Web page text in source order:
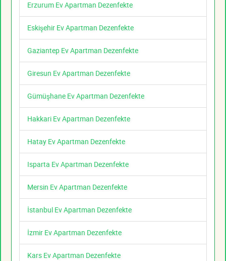
Erzurum Ev Apartman Dezenfekte
Eskişehir Ev Apartman Dezenfekte
Gaziantep Ev Apartman Dezenfekte
Giresun Ev Apartman Dezenfekte
Gümüşhane Ev Apartman Dezenfekte
Hakkari Ev Apartman Dezenfekte
Hatay Ev Apartman Dezenfekte
Isparta Ev Apartman Dezenfekte
Mersin Ev Apartman Dezenfekte
İstanbul Ev Apartman Dezenfekte
İzmir Ev Apartman Dezenfekte
Kars Ev Apartman Dezenfekte